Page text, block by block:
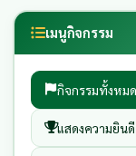
เมนูกิจกรรม
กิจกรรมทั้งหมด
แสดงความยินดี